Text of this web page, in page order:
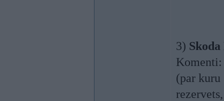
3)
Komenti:
(par kuru